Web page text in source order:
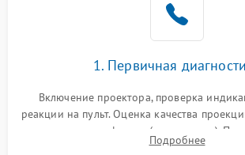
1. Первичная
Включение проектора, проверка
реакции на пульт. Оценка качества
наличия артефактов (точки, пятна).
системы охлаждения по уровню шума
Подробнее